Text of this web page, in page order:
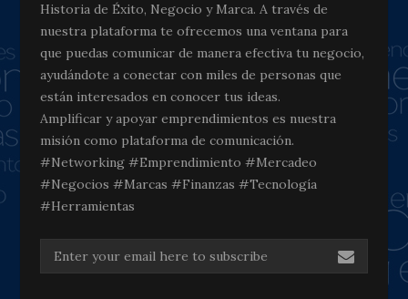
Historia de Éxito, Negocio y Marca. A través de
nuestra plataforma te ofrecemos una ventana para
que puedas comunicar de manera efectiva tu negocio,
ayudándote a conectar con miles de personas que
están interesados en conocer tus ideas.
Amplificar y apoyar emprendimientos es nuestra
misión como plataforma de comunicación.
#Networking #Emprendimiento #Mercadeo
#Negocios #Marcas #Finanzas #Tecnología
#Herramientas